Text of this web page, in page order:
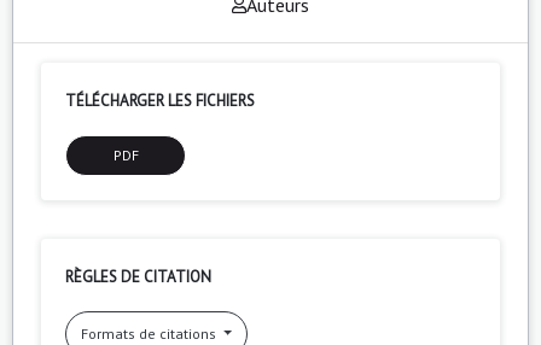
TÉLÉCHARGER LES FICHIERS
PDF
RÈGLES DE CITATION
Formats de citations